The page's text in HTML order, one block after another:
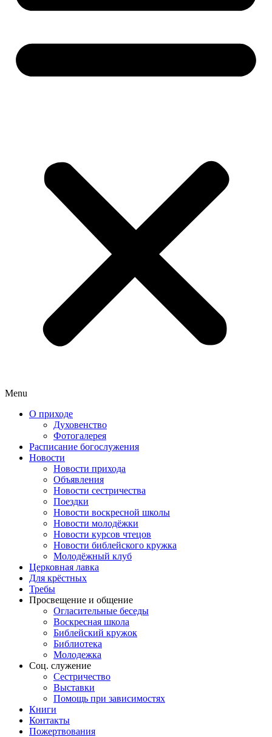
Menu
О приходе
Духовенство
Фотогалерея
Расписание богослужения
Новости
Новости прихода
Объявления
Новости сестричества
Поездки
Новости воскресной школы
Новости молодёжки
Новости курсов чтецов
Новости библейского кружка
Молодёжный клуб
Церковная лавка
Для крёстных
Требы
Просвещение и общение
Огласительные беседы
Воскресная школа
Библейский кружок
Библиотека
Молодежка
Соц. служение
Сестричество
Выставки
Помощь при зависимостях
Книги
Контакты
Пожертвования